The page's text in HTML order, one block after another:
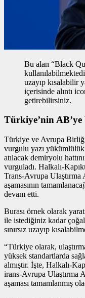
Bu alan “Black
uzayıp kısalabilir
içerisinde alıntı
getirebilirsiniz.
Türkiye’nin AB’ye
Türkiye ve Avrupa
vurgulu yazı yükümlülük
atılacak demiryolu
vurguladı. Halkalı-
Trans-Avrupa Ulaştırma
aşamasının
devam etti.
Burası örnek olarak
ile istediğiniz kadar
sınırsız uzayıp
“Türkiye olarak,
yüksek standartlarda
almıştır. İşte, Halkalı-
irans-Avrupa Ulaştırma
aşaması tamamlanmış